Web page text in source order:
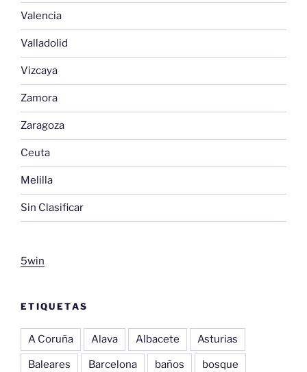
Valencia
Valladolid
Vizcaya
Zamora
Zaragoza
Ceuta
Melilla
Sin Clasificar
5win
ETIQUETAS
A Coruña Alava Albacete Asturias
Baleares Barcelona baños bosque